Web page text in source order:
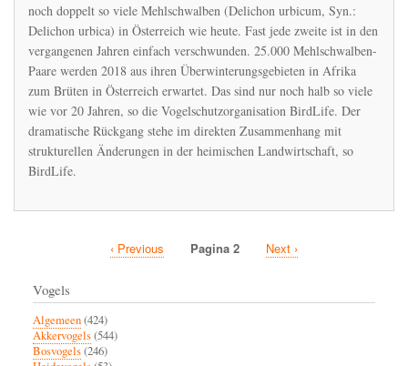
Schwalbe
in
Österreich
verschwunden
noch doppelt so viele Mehlschwalben (Delichon urbicum, Syn.:
Delichon urbica) in Österreich wie heute. Fast jede zweite ist in den
vergangenen Jahren einfach verschwunden. 25.000 Mehlschwalben-
Paare werden 2018 aus ihren Überwinterungsgebieten in Afrika
zum Brüten in Österreich erwartet. Das sind nur noch halb so viele
wie vor 20 Jahren, so die Vogelschutzorganisation BirdLife. Der
dramatische Rückgang stehe im direkten Zusammenhang mit
strukturellen Änderungen in der heimischen Landwirtschaft, so
BirdLife.
Vorige
‹ Previous Pagina 2
Volgende
Next ›
Vogels
Algemeen(424)
Akkervogels(544)
Bosvogels(246)